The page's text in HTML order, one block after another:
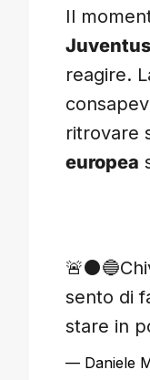
Il
Juventus
reagire.
ritrovare
europea
sento di
stare in
— Daniele